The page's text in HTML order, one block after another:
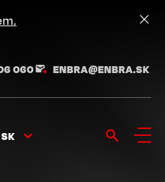
060 ENBRA@ENBRA.SK
SK